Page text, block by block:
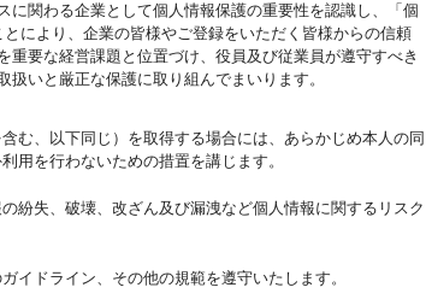
関わる企業として個人情報保護の重要性を認識し、「個
により、企業の皆様やご登録をいただく皆様からの信頼
要な経営課題と位置づけ、役員及び従業員が遵守すべき
いと厳正な保護に取り組んでまいります。
む、以下同じ）を取得する場合には、あらかじめ本人の同
用を行わないための措置を講じます。
紛失、破壊、改ざん及び漏洩など個人情報に関するリスク
イドライン、その他の規範を遵守いたします。